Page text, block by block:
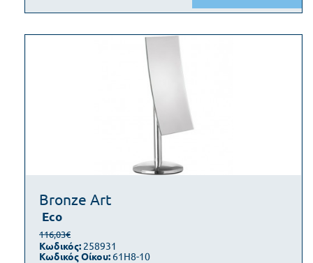
Bronze Art
Eco
116,03€
Κωδικός: 258931
Κωδικός Οίκου: 61H8-10